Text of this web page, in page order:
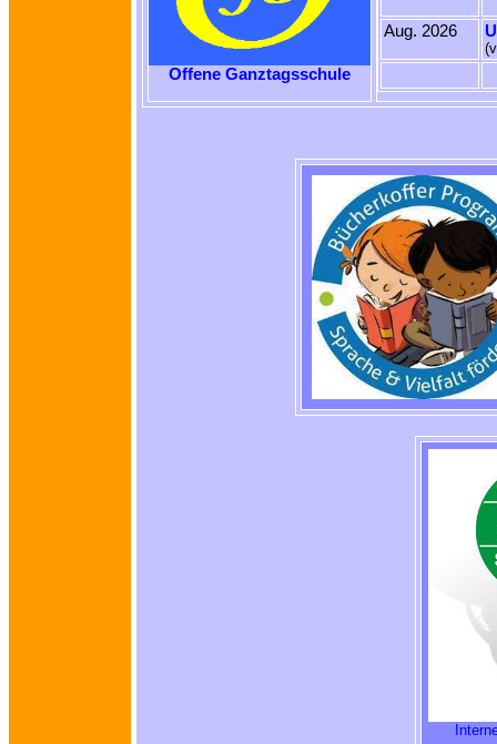
Offene Ganztagsschule
Aug. 2026